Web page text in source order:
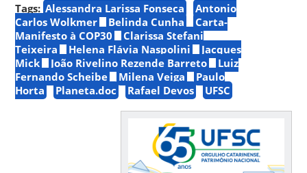
Tags: Alessandra Larissa Fonseca
Antonio
Carlos Wolkmer
Belinda Cunha
Carta-
Manifesto à COP30
Clarissa Stefani
Teixeira
Helena Flávia Naspolini
Jacques
Mick
João Rivelino Rezende Barreto
Luiz
Fernando Scheibe
Milena Veiga
Paulo
Horta
Planeta.doc Rafael Devos UFSC